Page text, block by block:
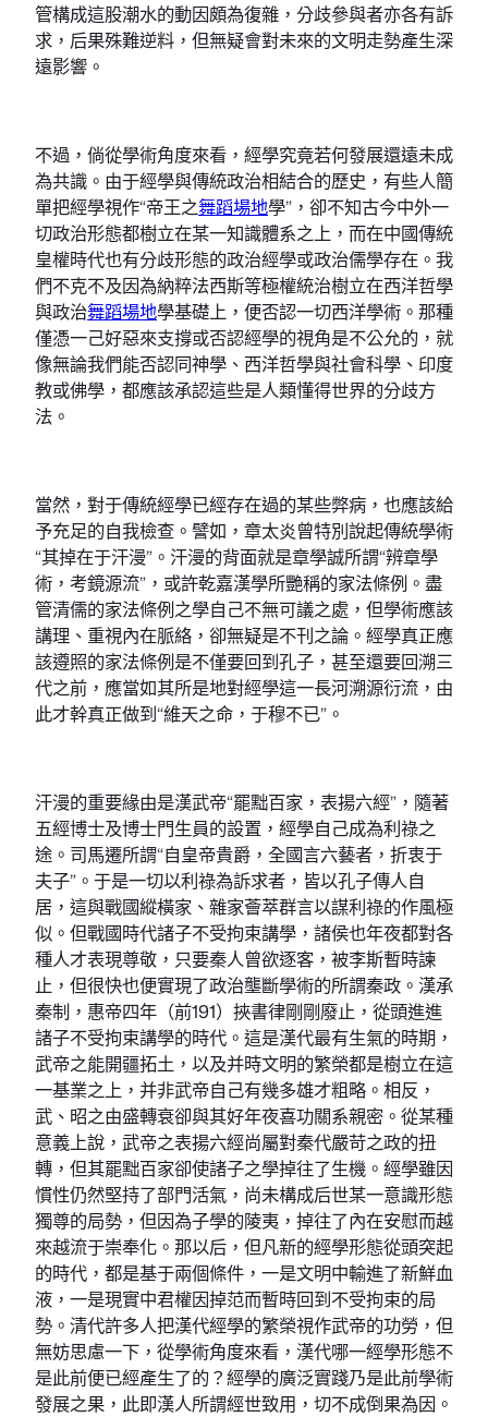
管構成這股潮水的動因頗為復雜，分歧參與者亦各有訴
求，后果殊難逆料，但無疑會對未來的文明走勢產生深
遠影響。
不過，倘從學術角度來看，經學究竟若何發展還遠未成
為共識。由于經學與傳統政治相結合的歷史，有些人簡
單把經學視作“帝王之舞蹈場地學”，卻不知古今中外一
切政治形態都樹立在某一知識體系之上，而在中國傳統
皇權時代也有分歧形態的政治經學或政治儒學存在。我
們不克不及因為納粹法西斯等極權統治樹立在西洋哲學
與政治舞蹈場地學基礎上，便否認一切西洋學術。那種
僅憑一己好惡來支撐或否認經學的視角是不公允的，就
像無論我們能否認同神學、西洋哲學與社會科學、印度
教或佛學，都應該承認這些是人類懂得世界的分歧方
法。
當然，對于傳統經學已經存在過的某些弊病，也應該給
予充足的自我檢查。譬如，章太炎曾特別說起傳統學術
“其掉在于汗漫”。汗漫的背面就是章學誠所謂“辨章學
術，考鏡源流”，或許乾嘉漢學所艷稱的家法條例。盡
管清儒的家法條例之學自己不無可議之處，但學術應該
講理、重視內在脈絡，卻無疑是不刊之論。經學真正應
該遵照的家法條例是不僅要回到孔子，甚至還要回溯三
代之前，應當如其所是地對經學這一長河溯源衍流，由
此才幹真正做到“維天之命，于穆不已”。
汗漫的重要緣由是漢武帝“罷黜百家，表揚六經”，隨著
五經博士及博士門生員的設置，經學自己成為利祿之
途。司馬遷所謂“自皇帝貴爵，全國言六藝者，折衷于
夫子”。于是一切以利祿為訴求者，皆以孔子傳人自
居，這與戰國縱橫家、雜家薈萃群言以謀利祿的作風極
似。但戰國時代諸子不受拘束講學，諸侯也年夜都對各
種人才表現尊敬，只要秦人曾欲逐客，被李斯暫時諫
止，但很快也便實現了政治壟斷學術的所謂秦政。漢承
秦制，惠帝四年（前191）挾書律剛剛廢止，從頭進進
諸子不受拘束講學的時代。這是漢代最有生氣的時期，
武帝之能開疆拓土，以及并時文明的繁榮都是樹立在這
一基業之上，并非武帝自己有幾多雄才粗略。相反，
武、昭之由盛轉衰卻與其好年夜喜功關系親密。從某種
意義上說，武帝之表揚六經尚屬對秦代嚴苛之政的扭
轉，但其罷黜百家卻使諸子之學掉往了生機。經學雖因
慣性仍然堅持了部門活氣，尚未構成后世某一意識形態
獨尊的局勢，但因為子學的陵夷，掉往了內在安慰而越
來越流于崇奉化。那以后，但凡新的經學形態從頭突起
的時代，都是基于兩個條件，一是文明中輸進了新鮮血
液，一是現實中君權因掉范而暫時回到不受拘束的局
勢。清代許多人把漢代經學的繁榮視作武帝的功勞，但
無妨思慮一下，從學術角度來看，漢代哪一經學形態不
是此前便已經產生了的？經學的廣泛實踐乃是此前學術
發展之果，此即漢人所謂經世致用，切不成倒果為因。